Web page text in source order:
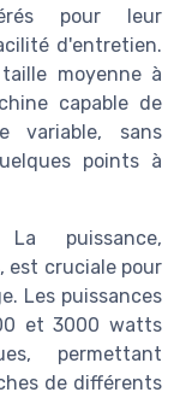
pour leur
d'entretien.
moyenne à
capable de
variable, sans
points à
puissance,
est cruciale pour
Les puissances
et 3000 watts
permettant
de différents